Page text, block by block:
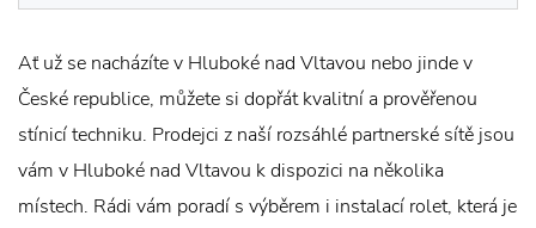
Ať už se nacházíte v Hluboké nad Vltavou nebo jinde v
České republice, můžete si dopřát kvalitní a prověřenou
stínicí techniku. Prodejci z naší rozsáhlé partnerské sítě jsou
vám v Hluboké nad Vltavou k dispozici na několika
místech. Rádi vám poradí s výběrem i instalací rolet, která je